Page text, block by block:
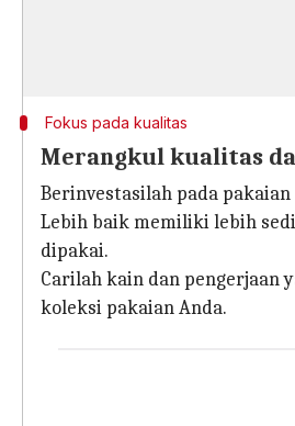
Fokus pada kualitas
Merangkul kualitas
Berinvestasilah pada
Lebih baik memiliki lebih
dipakai.
Carilah kain dan pengerjaan
koleksi pakaian Anda.